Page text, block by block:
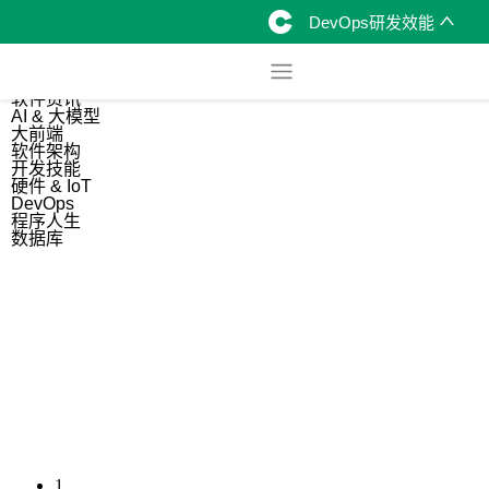
DevOps研发效能
软件资讯
AI & 大模型
大前端
软件架构
开发技能
硬件 & IoT
DevOps
程序人生
数据库
1